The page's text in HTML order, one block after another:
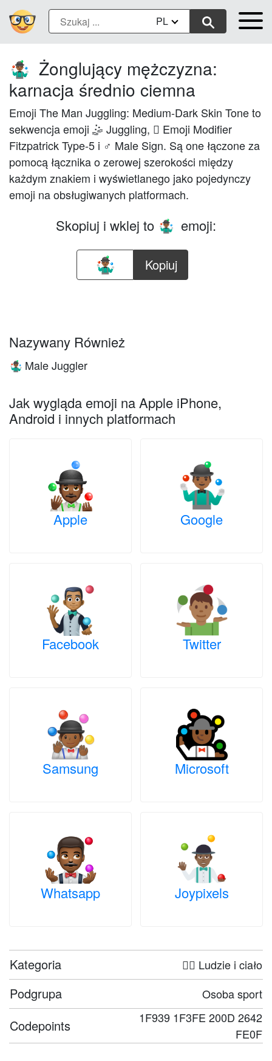
PL
🤹🏾‍♂️ Żonglujący mężczyzna:
karnacja średnio ciemna
Emoji The Man Juggling: Medium-Dark Skin Tone to
sekwencja emoji 🤹 Juggling, 🏾 Emoji Modifier
Fitzpatrick Type-5 i ♂ Male Sign. Są one łączone za
pomocą łącznika o zerowej szerokości między
każdym znakiem i wyświetlanego jako pojedynczy
emoji na obsługiwanych platformach.
Skopiuj i wklej to 🤹🏾‍♂️ emoji:
Kopiuj
Nazywany Również
🤹🏾‍♂️ Male Juggler
Jak wygląda emoji na Apple iPhone,
Android i innych platformach
Apple Google
Facebook Twitter
Samsung Microsoft
Whatsapp Joypixels
Kategoria 🤦‍♀️ Ludzie i ciało
Podgrupa Osoba sport
Codepoints
1F939 1F3FE 200D 2642
FE0F